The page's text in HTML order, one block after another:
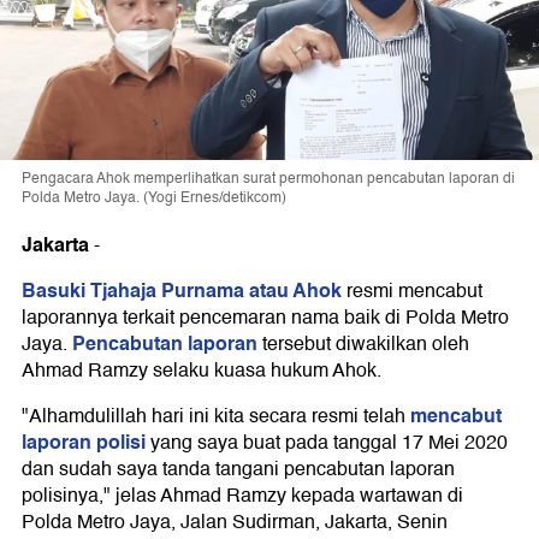
Pengacara Ahok memperlihatkan surat permohonan pencabutan laporan di
Polda Metro Jaya. (Yogi Ernes/detikcom)
Jakarta-
Basuki Tjahaja Purnama atau Ahokresmi mencabut
laporannya terkait pencemaran nama baik di Polda Metro
Jaya. Pencabutan laporantersebut diwakilkan oleh
Ahmad Ramzy selaku kuasa hukum Ahok.
"Alhamdulillah hari ini kita secara resmi telah mencabut
laporan polisiyang saya buat pada tanggal 17 Mei 2020
dan sudah saya tanda tangani pencabutan laporan
polisinya," jelas Ahmad Ramzy kepada wartawan di
Polda Metro Jaya, Jalan Sudirman, Jakarta, Senin